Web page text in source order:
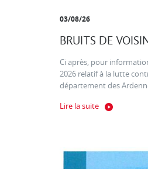
03/08/26
BRUITS DE
Ci après, pour
2026 relatif à la lutte
département des
Lire la suite